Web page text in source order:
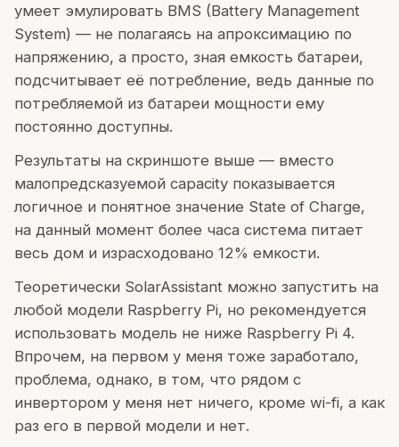
умеет эмулировать BMS (Battery Management
System) — не полагаясь на апроксимацию по
напряжению, а просто, зная емкость батареи,
подсчитывает её потребление, ведь данные по
потребляемой из батареи мощности ему
постоянно доступны.
Результаты на скриншоте выше — вместо
малопредсказуемой capacity показывается
логичное и понятное значение State of Charge,
на данный момент более часа система питает
весь дом и израсходовано 12% емкости.
Теоретически SolarAssistant можно запустить на
любой модели Raspberry Pi, но рекомендуется
использовать модель не ниже Raspberry Pi 4.
Впрочем, на первом у меня тоже заработало,
проблема, однако, в том, что рядом с
инвертором у меня нет ничего, кроме wi-fi, а как
раз его в первой модели и нет.